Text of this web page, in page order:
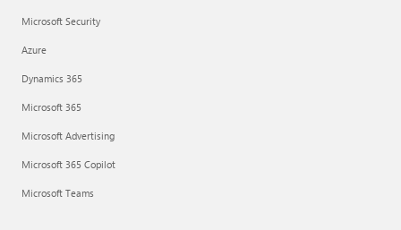
Microsoft Security
Azure
Dynamics 365
Microsoft 365
Microsoft Advertising
Microsoft 365 Copilot
Microsoft Teams